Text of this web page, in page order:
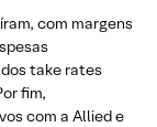
com margens
take rates
fim,
com a Allied e